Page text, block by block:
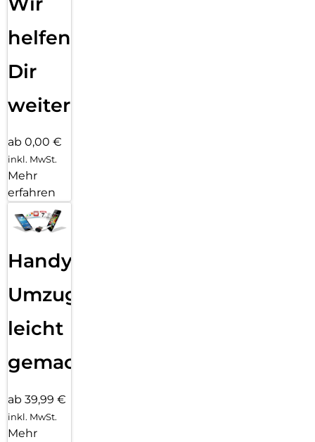
helfen
Dir
weiter
ab 0,00 €
inkl. MwSt.
Mehr
erfahren
Handy
Umzug
leicht
gemacht!
ab 39,99 €
inkl. MwSt.
Mehr